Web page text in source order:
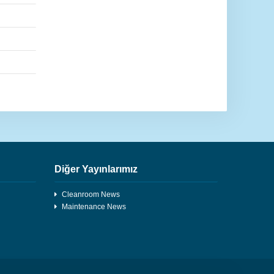
Diğer Yayınlarımız
Cleanroom News
Maintenance News